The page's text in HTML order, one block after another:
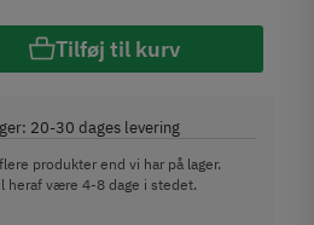
Tilføj til kurv
20-30 dages levering
produkter end vi har på lager.
heraf være 4-8 dage i stedet.